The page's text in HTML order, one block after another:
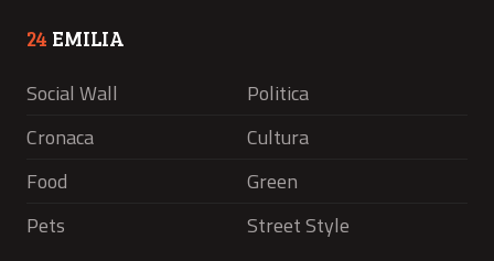
24 EMILIA
Social Wall
Politica
Cronaca
Cultura
Food
Green
Pets
Street Style